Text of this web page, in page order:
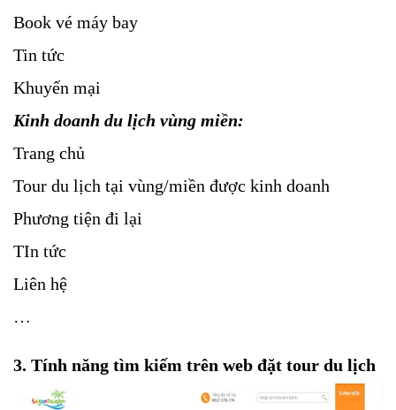
Book vé máy bay
Tin tức
Khuyến mại
Kinh doanh du lịch vùng miền:
Trang chủ
Tour du lịch tại vùng/miền được kinh doanh
Phương tiện đi lại
TIn tức
Liên hệ
…
3. Tính năng tìm kiếm trên web đặt tour du lịch